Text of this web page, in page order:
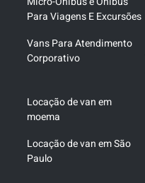
Para Viagens E Excursões
Vans Para Atendimento
Corporativo
Locação de van em
moema
Locação de van em São
Paulo